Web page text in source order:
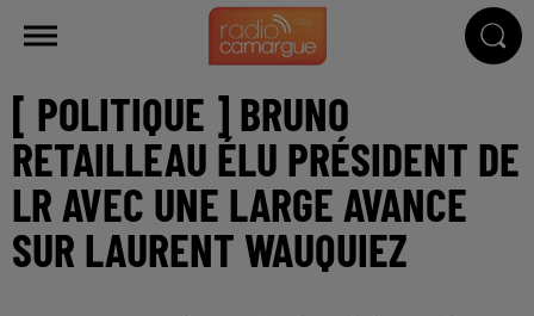
[ POLITIQUE ] BRUNO
RETAILLEAU ÉLU PRÉSIDENT DE
LR AVEC UNE LARGE AVANCE
SUR LAURENT WAUQUIEZ